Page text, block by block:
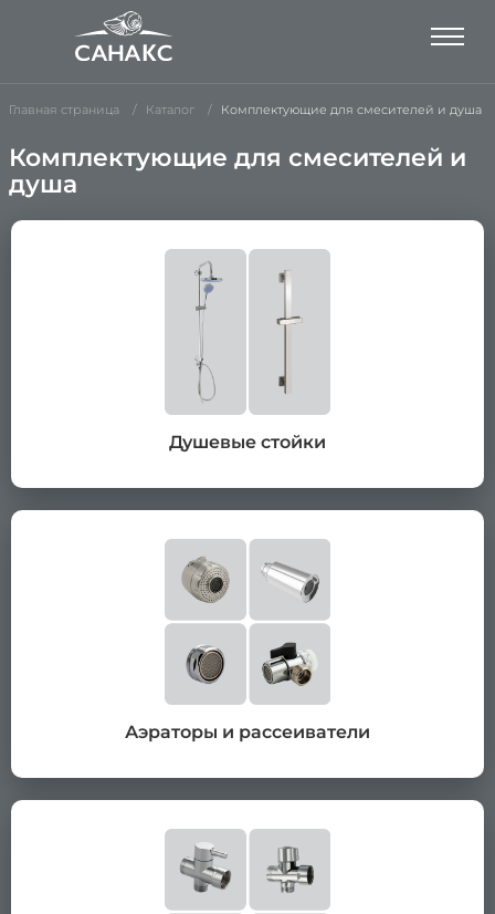
Главная страница Каталог Комплектующие для смесителей и душа
Комплектующие для смесителей и
душа
Душевые стойки
Аэраторы и рассеиватели